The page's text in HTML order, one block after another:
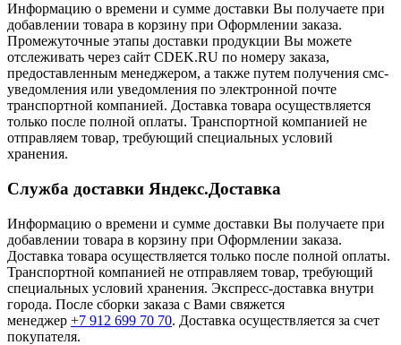
Информацию о времени и сумме доставки Вы получаете при
добавлении товара в корзину при Оформлении заказа.
Промежуточные этапы доставки продукции Вы можете
отслеживать через сайт CDEK.RU по номеру заказа,
предоставленным менеджером, а также путем получения смс-
уведомления или уведомления по электронной почте
транспортной компанией. Доставка товара осуществляется
только после полной оплаты. Транспортной компанией не
отправляем товар, требующий специальных условий
хранения.
Служба доставки Яндекс.Доставка
Информацию о времени и сумме доставки Вы получаете при
добавлении товара в корзину при Оформлении заказа.
Доставка товара осуществляется только после полной оплаты.
Транспортной компанией не отправляем товар, требующий
специальных условий хранения. Экспресс-доставка внутри
города. После сборки заказа с Вами свяжется
менеджер +7 912 699 70 70. Доставка осуществляется за счет
покупателя.